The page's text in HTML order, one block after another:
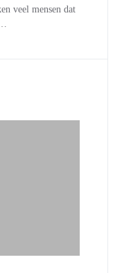
veel mensen dat